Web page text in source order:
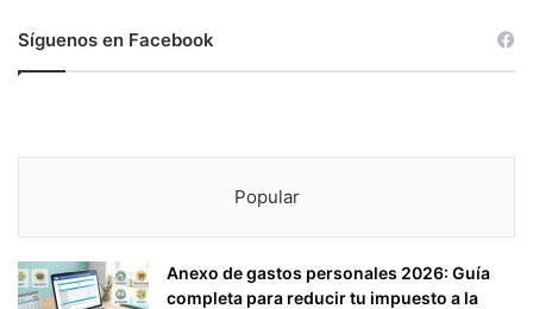
Síguenos en Facebook
Popular
Anexo de gastos personales 2026: Guía
completa para reducir tu impuesto a la